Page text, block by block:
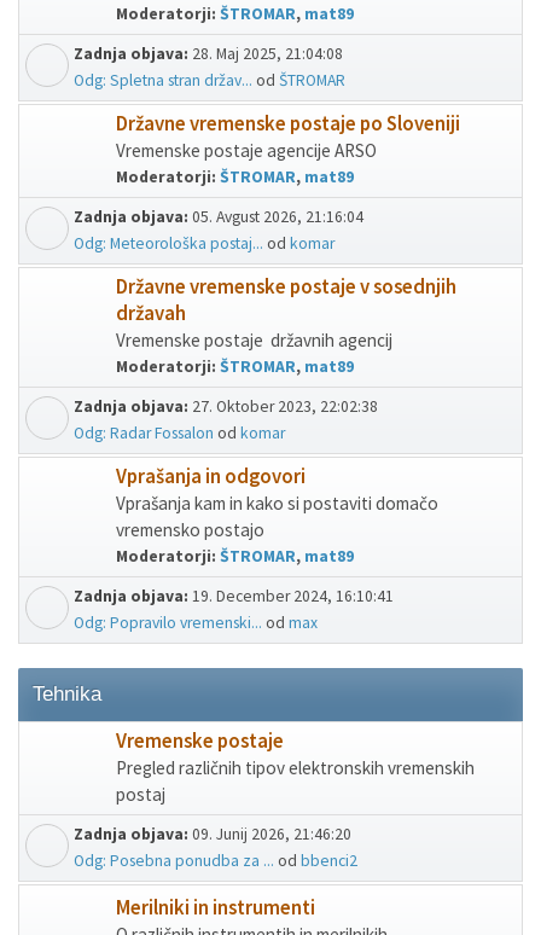
Moderatorji: ŠTROMAR, mat89
Zadnja objava: 28. Maj 2025, 21:04:08
Odg: Spletna stran držav... od ŠTROMAR
Državne vremenske postaje po Sloveniji
Vremenske postaje agencije ARSO
Moderatorji: ŠTROMAR, mat89
Zadnja objava: 05. Avgust 2026, 21:16:04
Odg: Meteorološka postaj... od komar
Državne vremenske postaje v sosednjih
državah
Vremenske postaje državnih agencij
Moderatorji: ŠTROMAR, mat89
Zadnja objava: 27. Oktober 2023, 22:02:38
Odg: Radar Fossalon od komar
Vprašanja in odgovori
Vprašanja kam in kako si postaviti domačo
vremensko postajo
Moderatorji: ŠTROMAR, mat89
Zadnja objava: 19. December 2024, 16:10:41
Odg: Popravilo vremenski... od max
Tehnika
Vremenske postaje
Pregled različnih tipov elektronskih vremenskih
postaj
Zadnja objava: 09. Junij 2026, 21:46:20
Odg: Posebna ponudba za ... od bbenci2
Merilniki in instrumenti